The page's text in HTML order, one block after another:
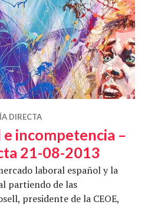
DIRECTA
incompetencia –
21-08-2013
laboral español y la
partiendo de las
presidente de la CEOE,